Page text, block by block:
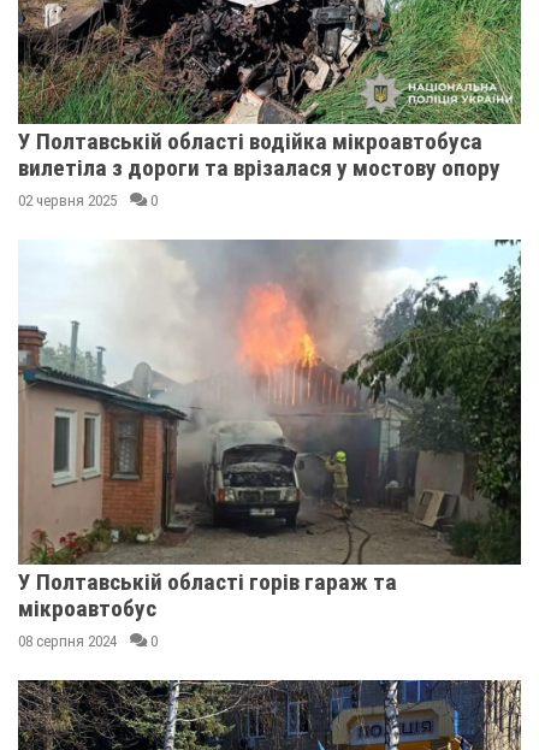
У Полтавській області водійка мікроавтобуса
вилетіла з дороги та врізалася у мостову опору
02 червня 2025 0
У Полтавській області горів гараж та
мікроавтобус
08 серпня 2024 0